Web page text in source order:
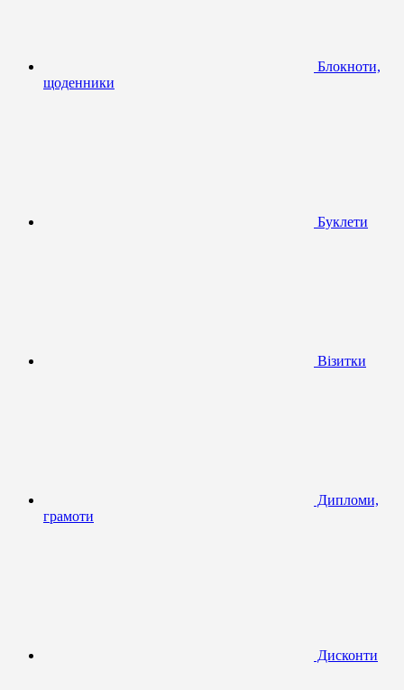
Блокноти,
щоденники
Буклети
Візитки
Дипломи,
грамоти
Дисконти